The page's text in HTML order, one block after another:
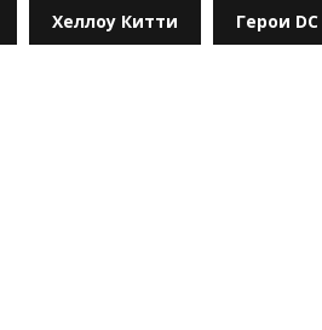
Хеллоу Китти Герои DC